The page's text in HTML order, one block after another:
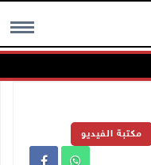
MENU
مكتبة الفيديو